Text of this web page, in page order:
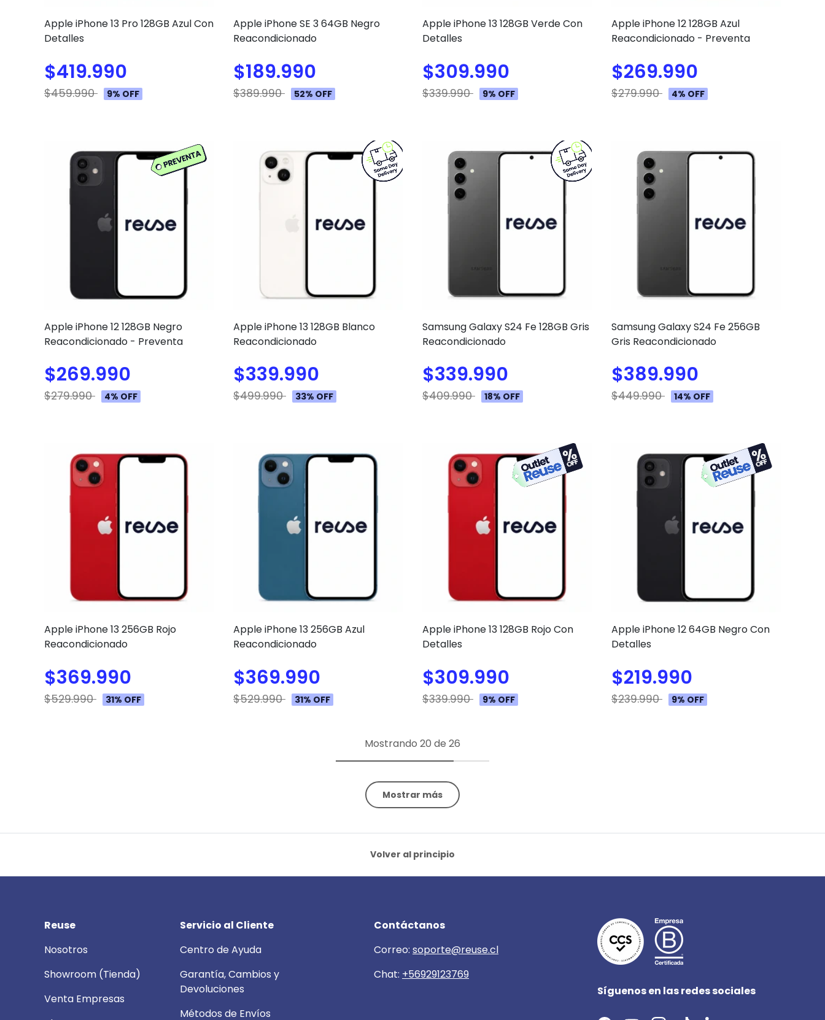
Apple iPhone 13 Pro 128GB Azul Con
Detalles
$419.990
$459.990 9% OFF
Apple iPhone SE 3 64GB Negro
Reacondicionado
$189.990
$389.990 52% OFF
Apple iPhone 13 128GB Verde Con
Detalles
$309.990
$339.990 9% OFF
Apple iPhone 12 128GB Azul
Reacondicionado - Preventa
$269.990
$279.990 4% OFF
Apple iPhone 12 128GB Negro
Reacondicionado - Preventa
$269.990
$279.990 4% OFF
Apple iPhone 13 128GB Blanco
Reacondicionado
$339.990
$499.990 33% OFF
Samsung Galaxy S24 Fe 128GB Gris
Reacondicionado
$339.990
$409.990 18% OFF
Samsung Galaxy S24 Fe 256GB
Gris Reacondicionado
$389.990
$449.990 14% OFF
Apple iPhone 13 256GB Rojo
Reacondicionado
$369.990
$529.990 31% OFF
Apple iPhone 13 256GB Azul
Reacondicionado
$369.990
$529.990 31% OFF
Apple iPhone 13 128GB Rojo Con
Detalles
$309.990
$339.990 9% OFF
Apple iPhone 12 64GB Negro Con
Detalles
$219.990
$239.990 9% OFF
Mostrando 20 de 26
Mostrar más
Volver al principio
Reuse
Nosotros
Showroom (Tienda)
Venta Empresas
Servicio al Cliente
Centro de Ayuda
Garantía, Cambios y
Devoluciones
Métodos de Envíos
Contáctanos
Correo: soporte@reuse.cl
Chat: +56929123769
Síguenos en las redes sociales